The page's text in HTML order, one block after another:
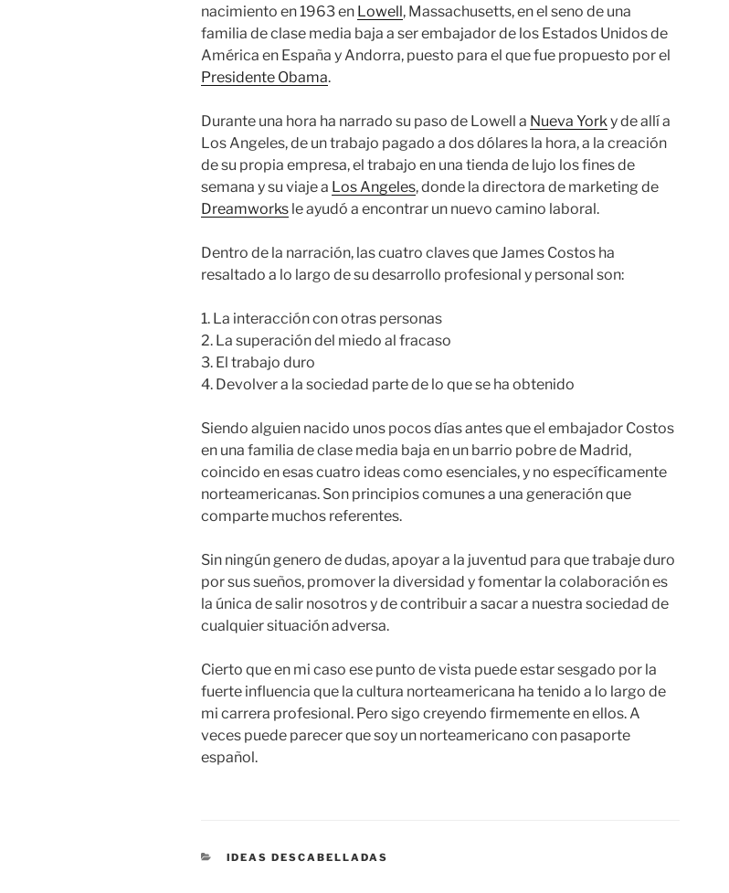
nacimiento en 1963 en Lowell, Massachusetts, en el seno de una
familia de clase media baja a ser embajador de los Estados Unidos de
América en España y Andorra, puesto para el que fue propuesto por el
Presidente Obama.
Durante una hora ha narrado su paso de Lowell a Nueva Yorky de allí a
Los Angeles, de un trabajo pagado a dos dólares la hora, a la creación
de su propia empresa, el trabajo en una tienda de lujo los fines de
semana y su viaje a Los Angeles, donde la directora de marketing de
Dreamworks le ayudó a encontrar un nuevo camino laboral.
Dentro de la narración, las cuatro claves que James Costos ha
resaltado a lo largo de su desarrollo profesional y personal son:
1. La interacción con otras personas
2. La superación del miedo al fracaso
3. El trabajo duro
4. Devolver a la sociedad parte de lo que se ha obtenido
Siendo alguien nacido unos pocos días antes que el embajador Costos
en una familia de clase media baja en un barrio pobre de Madrid,
coincido en esas cuatro ideas como esenciales, y no específicamente
norteamericanas. Son principios comunes a una generación que
comparte muchos referentes.
Sin ningún genero de dudas, apoyar a la juventud para que trabaje duro
por sus sueños, promover la diversidad y fomentar la colaboración es
la única de salir nosotros y de contribuir a sacar a nuestra sociedad de
cualquier situación adversa.
Cierto que en mi caso ese punto de vista puede estar sesgado por la
fuerte influencia que la cultura norteamericana ha tenido a lo largo de
mi carrera profesional. Pero sigo creyendo firmemente en ellos. A
veces puede parecer que soy un norteamericano con pasaporte
español.
CATEGORÍAS
IDEAS DESCABELLADAS